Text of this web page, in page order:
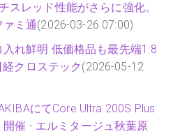
スレッド性能がさらに強化。
ミ通(2026-03-26 07:00)
れ鮮明 低価格品も最先端1.8
クロステック (2026-05-12
にてCore Ultra 200S Plus
催 - エルミタージュ秋葉原